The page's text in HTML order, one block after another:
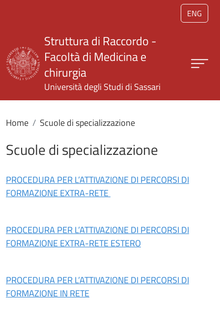
Salta al contenuto principale
ENG
Struttura di Raccordo -
Facoltà di Medicina e
chirurgia
Università degli Studi di Sassari
Home Scuole di specializzazione
Scuole di specializzazione
PROCEDURA PER L’ATTIVAZIONE DI PERCORSI DI
FORMAZIONE EXTRA-RETE
PROCEDURA PER L’ATTIVAZIONE DI PERCORSI DI
FORMAZIONE EXTRA-RETE ESTERO
PROCEDURA PER L’ATTIVAZIONE DI PERCORSI DI
FORMAZIONE IN RETE